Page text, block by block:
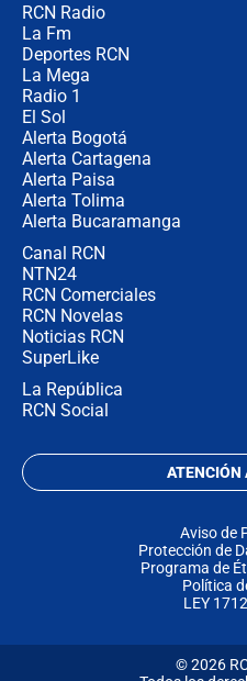
RCN Radio
La Fm
Deportes RCN
La Mega
Radio 1
El Sol
Alerta Bogotá
Alerta Cartagena
Alerta Paisa
Alerta Tolima
Alerta Bucaramanga
Canal RCN
NTN24
RCN Comerciales
RCN Novelas
Noticias RCN
SuperLike
La República
RCN Social
ATENCIÓN
Aviso de
Protección de
Programa de
Política
LEY
© 2026